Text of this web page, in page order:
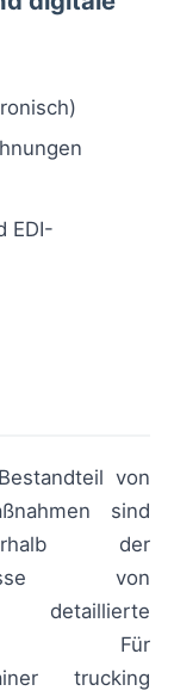
EDI-
von
sind
der
von
detaillierte
Für
trucking